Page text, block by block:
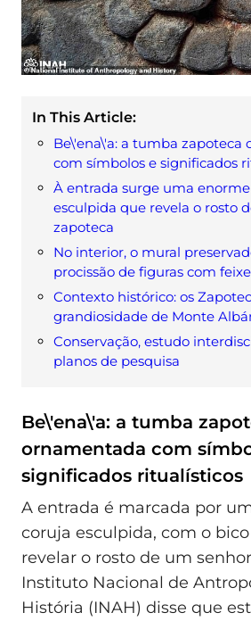
In This Article:
Be\'ena\'a: a tumba zapoteca
com símbolos e significados
À entrada surge uma
esculpida que revela o rosto
zapoteca
No interior, o mural
procissão de figuras com
Contexto histórico: os
grandiosidade de Monte
Conservação, estudo
planos de pesquisa
Be\'ena\'a: a tumba
ornamentada com
significados ritualísticos
A entrada é marcada por
coruja esculpida, com o
revelar o rosto de um
Instituto Nacional de
História (INAH) disse que